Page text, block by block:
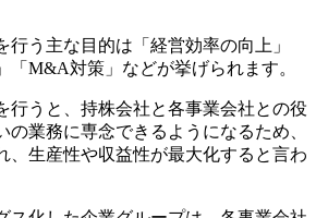
例（2023年）
行う主な目的は「経営効率の向上」
「M&A対策」などが挙げられます。
行うと、持株会社と各事業会社との役
の業務に専念できるようになるため、
、生産性や収益性が最大化すると言わ